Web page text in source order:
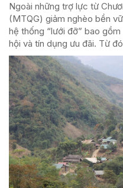
Ngoài những trợ lực từ
(MTQG) giảm nghèo bền
hệ thống “lưới đỡ” bao
hội và tín dụng ưu đãi. Từ